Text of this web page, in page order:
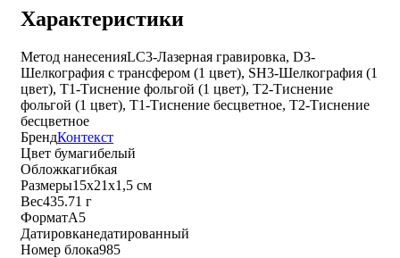
Характеристики
Метод нанесенияLC3-Лазерная гравировка, D3-
Шелкография с трансфером (1 цвет), SH3-Шелкография (1
цвет), T1-Тиснение фольгой (1 цвет), T2-Тиснение
фольгой (1 цвет), T1-Тиснение бесцветное, T2-Тиснение
бесцветное
БрендКонтекст
Цвет бумагибелый
Обложкагибкая
Размеры15х21х1,5 см
Вес435.71 г
ФорматА5
Датировканедатированный
Номер блока985